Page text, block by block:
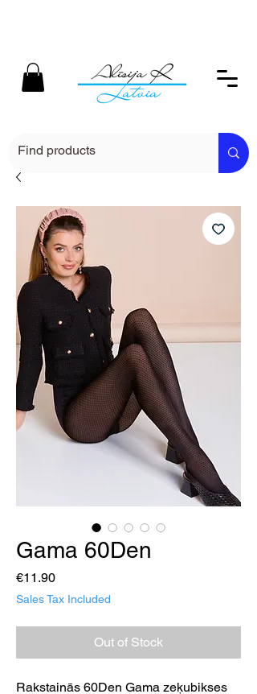
Gama 60Den
€11.90Price
Sales Tax Included
Out of Stock
Rakstainās 60Den Gama zeķubikses